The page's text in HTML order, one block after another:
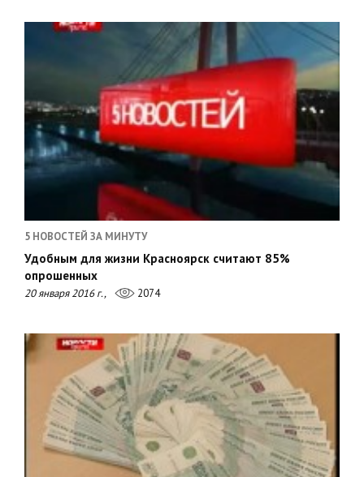
5 НОВОСТЕЙ ЗА МИНУТУ
Удобным для жизни Красноярск считают 85%
опрошенных
20 января 2016 г., 2074